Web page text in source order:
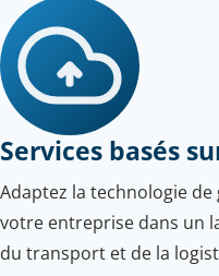
Services basés
Adaptez la technologie
votre entreprise dans un
du transport et de la